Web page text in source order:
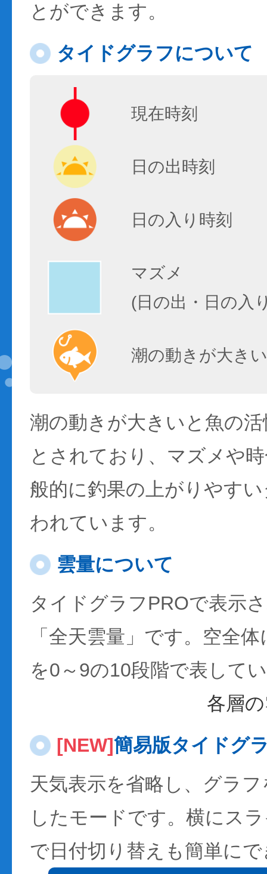
とができます。
タイドグラフについて
現在時刻
日の出時刻
日の入り時刻
マズメ
(日の出・日の入
潮の動きが大き
潮の動きが大きいと魚の
とされており、マズメや
般的に釣果の上がりやす
われています。
雲量について
タイドグラフPROで表示
「全天雲量」です。空全
を0～9の10段階で表して
各層
[NEW]簡易版タイドグ
天気表示を省略し、グラ
したモードです。横にス
で日付切り替えも簡単に